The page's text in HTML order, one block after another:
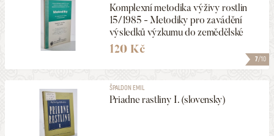
7/10
Komplexní metodika výživy rostlin
15/1985 - Metodiky pro zavádění
výsledků výzkumu do zemědělské
praxe
120 Kč
ŠPALDON EMIL
Priadne rastliny I. (slovensky)